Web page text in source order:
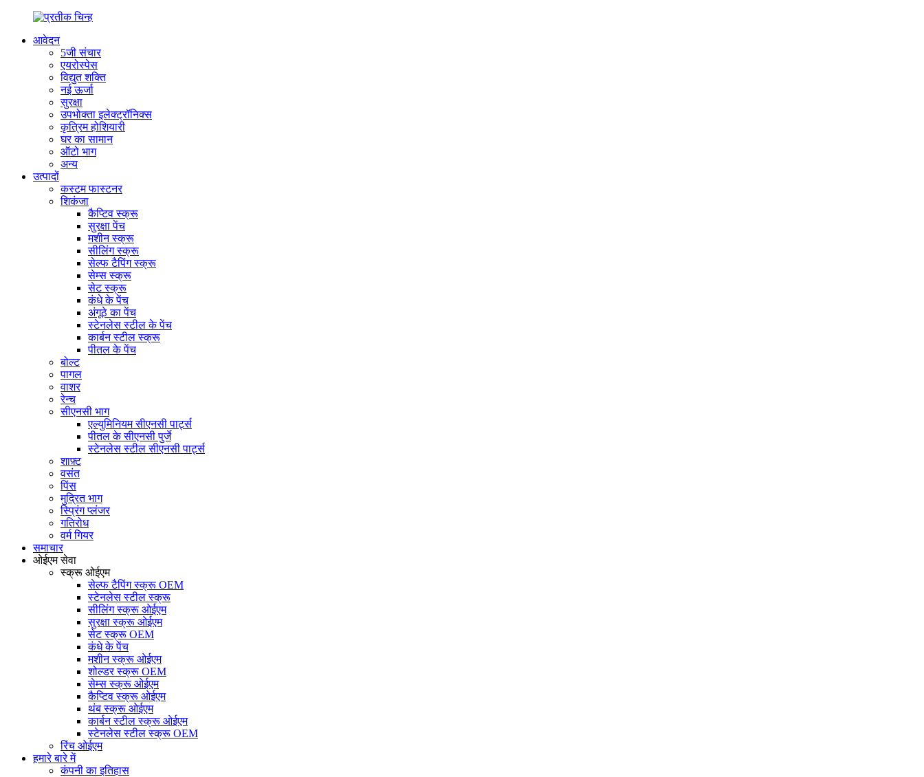
आवेदन
5जी संचार
एयरोस्पेस
विद्युत शक्ति
नई ऊर्जा
सुरक्षा
उपभोक्ता इलेक्ट्रॉनिक्स
कृत्रिम होशियारी
घर का सामान
ऑटो भाग
अन्य
उत्पादों
कस्टम फास्टनर
शिकंजा
कैप्टिव स्क्रू
सुरक्षा पेंच
मशीन स्क्रू
सीलिंग स्क्रू
सेल्फ टैपिंग स्क्रू
सेम्स स्क्रू
सेट स्क्रू
कंधे के पेंच
अंगूठे का पेंच
स्टेनलेस स्टील के पेंच
कार्बन स्टील स्क्रू
पीतल के पेंच
बोल्ट
पागल
वाशर
रेन्च
सीएनसी भाग
एल्युमिनियम सीएनसी पार्ट्स
पीतल के सीएनसी पुर्जे
स्टेनलेस स्टील सीएनसी पार्ट्स
शाफ़्ट
वसंत
पिंस
मुद्रित भाग
स्प्रिंग प्लंजर
गतिरोध
वर्म गियर
समाचार
ओईएम सेवा
स्क्रू ओईएम
सेल्फ टैपिंग स्क्रू OEM
स्टेनलेस स्टील स्क्रू
सीलिंग स्क्रू ओईएम
सुरक्षा स्क्रू ओईएम
सेट स्क्रू OEM
कंधे के पेंच
मशीन स्क्रू ओईएम
शोल्डर स्क्रू OEM
सेम्स स्क्रू ओईएम
कैप्टिव स्क्रू ओईएम
थंब स्क्रू ओईएम
कार्बन स्टील स्क्रू ओईएम
स्टेनलेस स्टील स्क्रू OEM
रिंच ओईएम
हमारे बारे में
कंपनी का इतिहास